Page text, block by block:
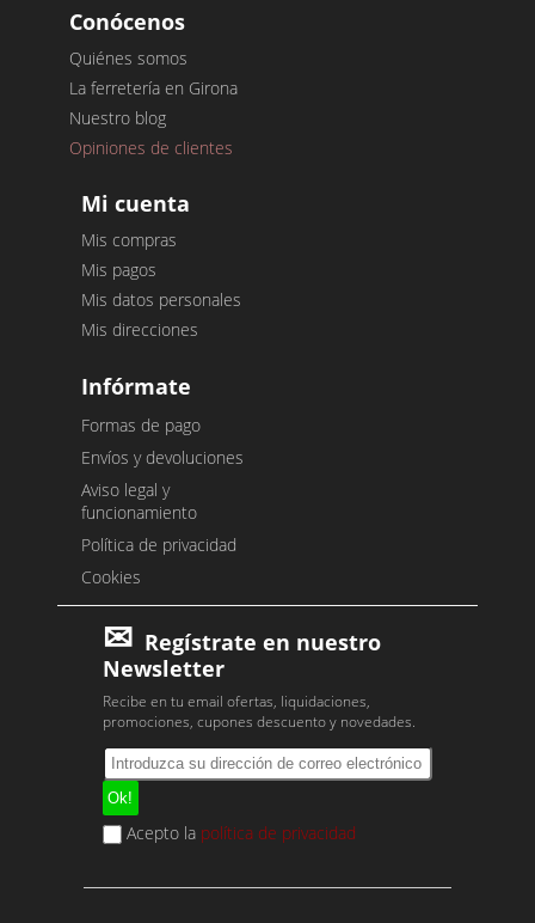
Conócenos
Quiénes somos
La ferretería en Girona
Nuestro blog
Opiniones de clientes
Mi cuenta
Mis compras
Mis pagos
Mis datos personales
Mis direcciones
Infórmate
Formas de pago
Envíos y devoluciones
Aviso legal y
funcionamiento
Política de privacidad
Cookies
Regístrate en nuestro
Newsletter
Recibe en tu email ofertas, liquidaciones,
promociones, cupones descuento y novedades.
Acepto la política de privacidad